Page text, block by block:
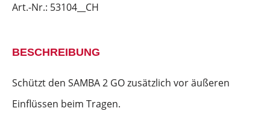
Art.-Nr.: 53104__CH
BESCHREIBUNG
Schützt den SAMBA 2 GO zusätzlich vor äußeren
Einflüssen beim Tragen.